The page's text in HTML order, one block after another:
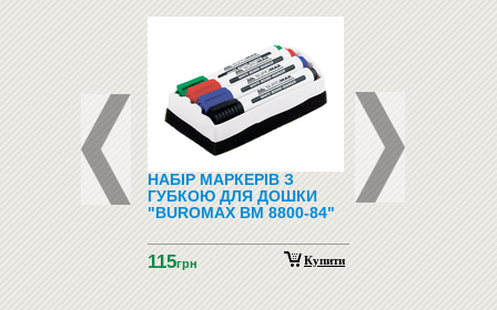
НАБІР МАРКЕРІВ З
ГУБКОЮ ДЛЯ ДОШКИ
"BUROMAX BM 8800-84"
115грн Купити
ПІДЛОГОВІ